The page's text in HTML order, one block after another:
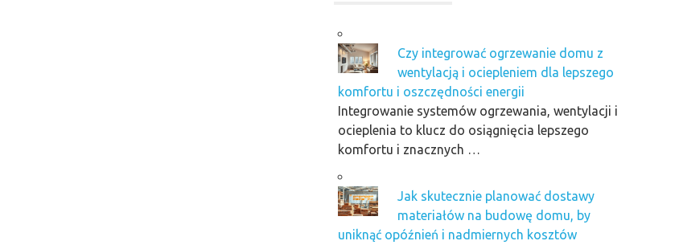
Czy integrować ogrzewanie domu z
wentylacją i ociepleniem dla lepszego
komfortu i oszczędności energii
Integrowanie systemów ogrzewania, wentylacji i
ocieplenia to klucz do osiągnięcia lepszego
komfortu i znacznych …
Jak skutecznie planować dostawy
materiałów na budowę domu, by
uniknąć opóźnień i nadmiernych kosztów